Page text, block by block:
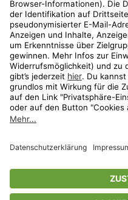
Travel
* Streichpreise entsprechen